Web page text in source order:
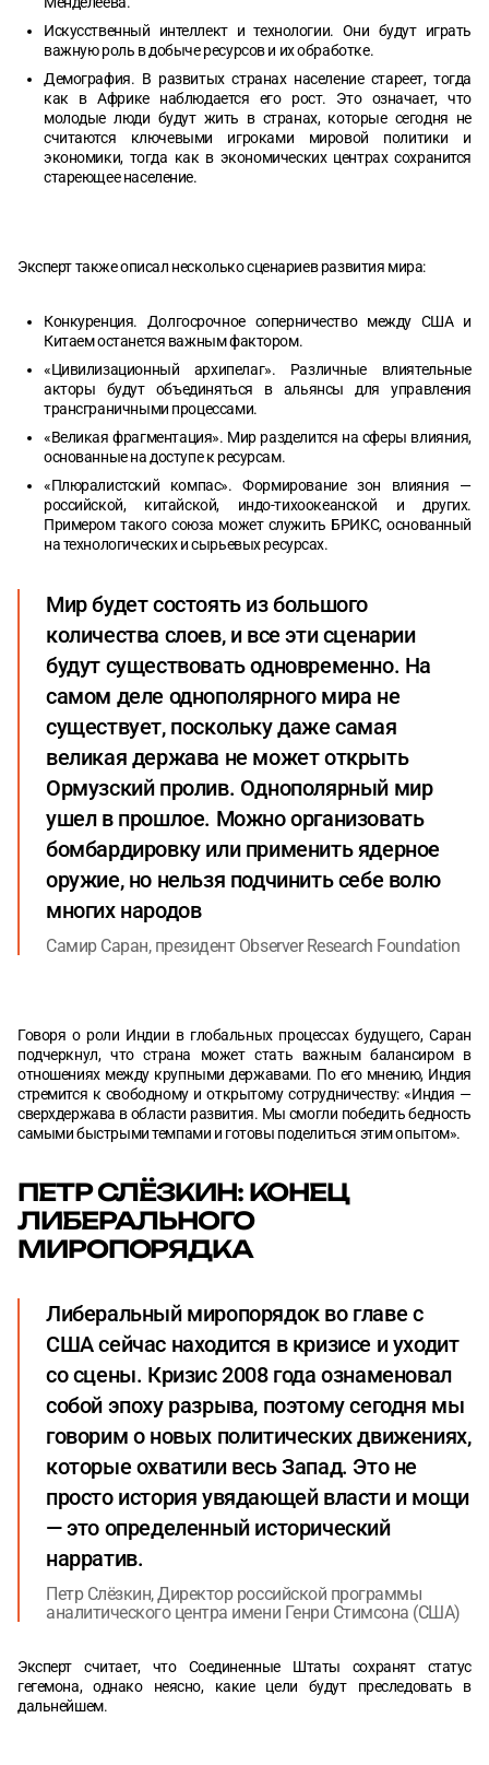
Искусственный интеллект и технологии. Они будут играть
важную роль в добыче ресурсов и их обработке.
Демография. В развитых странах население стареет, тогда
как в Африке наблюдается его рост. Это означает, что
молодые люди будут жить в странах, которые сегодня не
считаются ключевыми игроками мировой политики и
экономики, тогда как в экономических центрах сохранится
стареющее население.
Эксперт также описал несколько сценариев развития мира:
Конкуренция. Долгосрочное соперничество между США и
Китаем останется важным фактором.
«Цивилизационный архипелаг». Различные влиятельные
акторы будут объединяться в альянсы для управления
трансграничными процессами.
«Великая фрагментация». Мир разделится на сферы влияния,
основанные на доступе к ресурсам.
«Плюралистский компас». Формирование зон влияния —
российской, китайской, индо-тихоокеанской и других.
Примером такого союза может служить БРИКС, основанный
на технологических и сырьевых ресурсах.
Мир будет состоять из большого
количества слоев, и все эти сценарии
будут существовать одновременно. На
самом деле однополярного мира не
существует, поскольку даже самая
великая держава не может открыть
Ормузский пролив. Однополярный мир
ушел в прошлое. Можно организовать
бомбардировку или применить ядерное
оружие, но нельзя подчинить себе волю
многих народов
Самир Саран, президент Observer Research Foundation
Говоря о роли Индии в глобальных процессах будущего, Саран
подчеркнул, что страна может стать важным балансиром в
отношениях между крупными державами. По его мнению, Индия
стремится к свободному и открытому сотрудничеству: «Индия —
сверхдержава в области развития. Мы смогли победить бедность
самыми быстрыми темпами и готовы поделиться этим опытом».
ПЕТР СЛЁЗКИН: КОНЕЦ
ЛИБЕРАЛЬНОГО
МИРОПОРЯДКА
Либеральный миропорядок во главе с
США сейчас находится в кризисе и уходит
со сцены. Кризис 2008 года ознаменовал
собой эпоху разрыва, поэтому сегодня мы
говорим о новых политических движениях,
которые охватили весь Запад. Это не
просто история увядающей власти и мощи
— это определенный исторический
нарратив.
Петр Слёзкин, Директор российской программы
аналитического центра имени Генри Стимсона (США)
Эксперт считает, что Соединенные Штаты сохранят статус
гегемона, однако неясно, какие цели будут преследовать в
дальнейшем.